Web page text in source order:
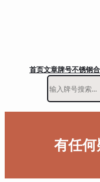
首页文章牌号不锈钢
有任